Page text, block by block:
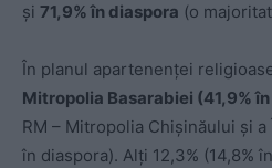
și 71,9% în diaspora (o
În planul apartenenței
Mitropolia Basarabiei (41,9%
RM – Mitropolia Chișinăului și
în diaspora). Alți 12,3% (14,8%